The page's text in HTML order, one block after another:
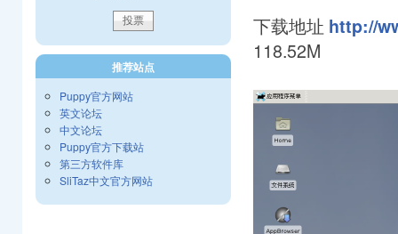
下载地址 http://
118.52M
推荐站点
Puppy官方网站
英文论坛
中文论坛
Puppy官方下载站
第三方软件库
SliTaz中文官方网站